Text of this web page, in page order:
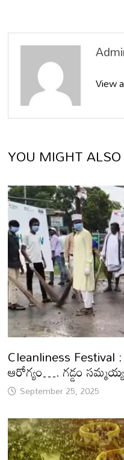
View
YOU MIGHT
Cleanliness Festival
ఆరోగ్యం…. గడ్డం సమ్మయ్య
September 25, 2025